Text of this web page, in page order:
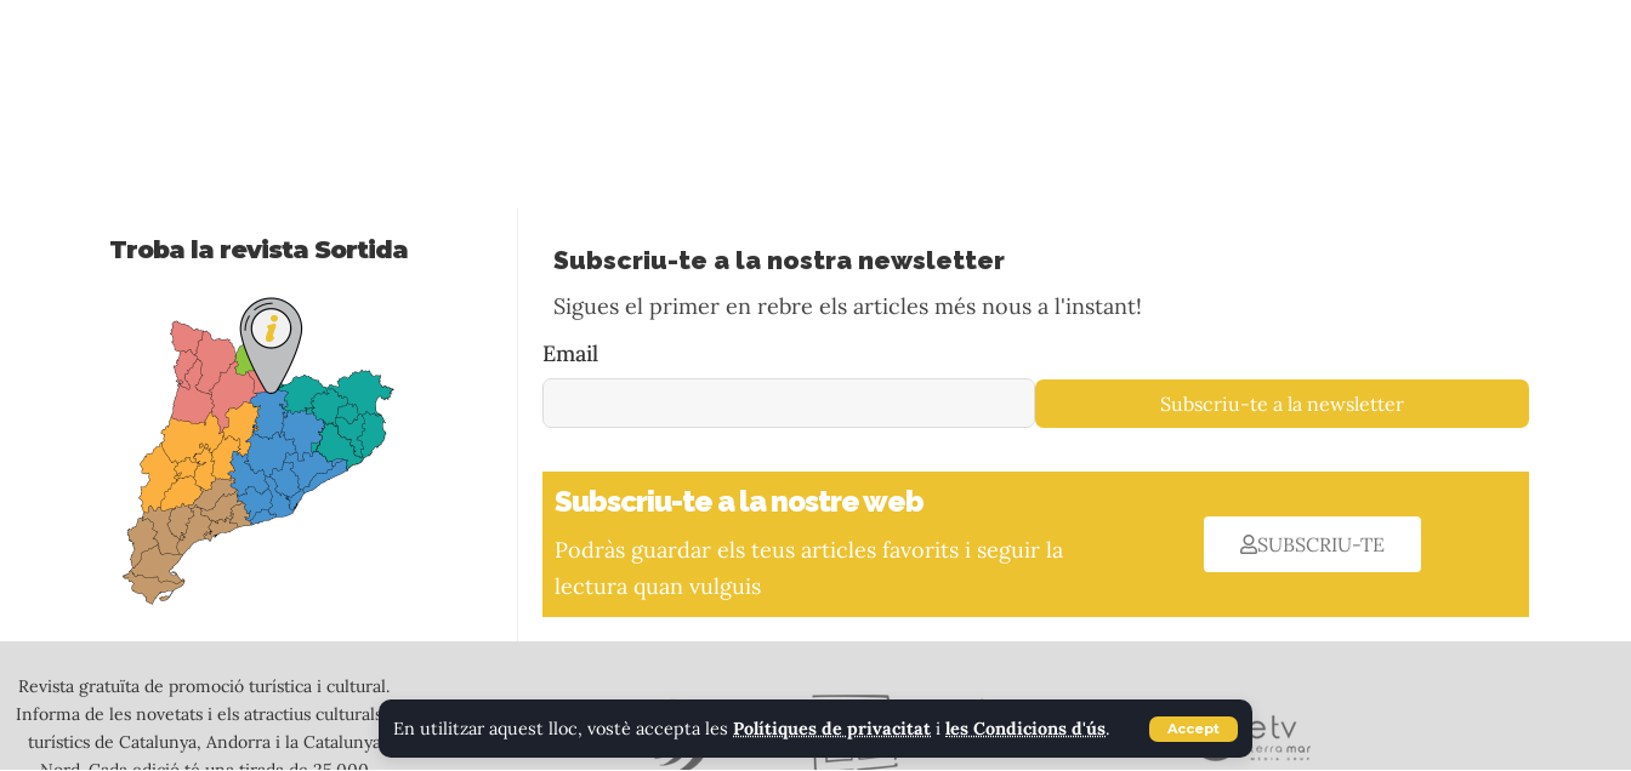
En utilitzar aquest lloc, vostè accepta les Polítiques de privacitat i les Condicions d'ús. Accept
Troba la revista Sortida Subscriu-te a la nostra newsletter
Sigues el primer en rebre els articles més nous a l'instant!
Email
Subscriu-te a la newsletter
Subscriu-te a la nostre web
Podràs guardar els teus articles favorits i seguir la
lectura quan vulguis
SUBSCRIU-TE
Revista gratuïta de promoció turística i cultural.
Informa de les novetats i els atractius culturals i
turístics de Catalunya, Andorra i la Catalunya